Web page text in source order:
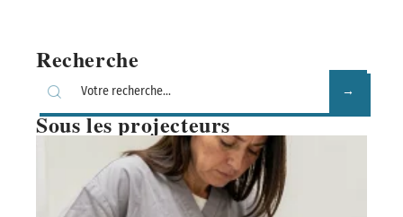
Recherche
Sous les projecteurs